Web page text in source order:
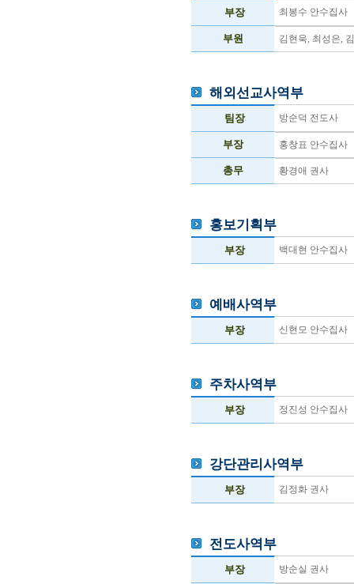
부장 최봉수 안수집사
부원 김현욱, 최성은,
해외선교사역부
팀장 방순덕 전도사
부장 홍창표 안수집사
총무 황경애 권사
홍보기획부
부장 백대현 안수집사
예배사역부
부장 신현모 안수집사
주차사역부
부장 정진성 안수집사
강단관리사역부
부장 김정화 권사
전도사역부
부장 방순실 권사